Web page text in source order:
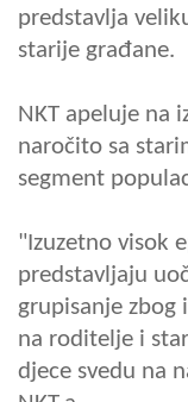
predstavlja
starije građane.
NKT apeluje na
naročito sa
segment
"Izuzetno visok
predstavljaju
grupisanje zbog
na roditelje i
djece svedu na